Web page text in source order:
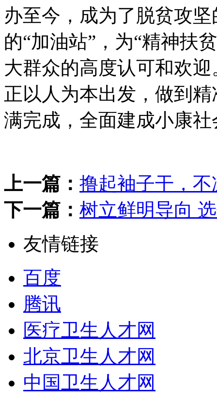
办至今，成为了脱贫攻
的“加油站”，为“精神扶
大群众的高度认可和欢
正以人为本出发，做到
满完成，全面建成小康
上一篇： 撸起袖子干，
下一篇： 树立鲜明导向
友情链接
百度
腾讯
医疗卫生人才网
北京卫生人才网
中国卫生人才网